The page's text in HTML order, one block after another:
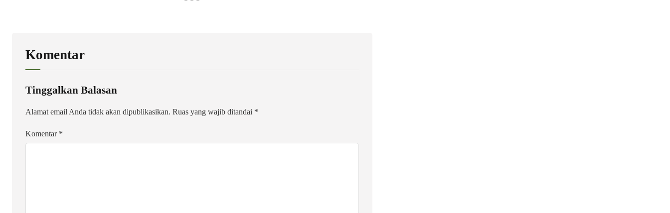
Komentar
Tinggalkan Balasan
Alamat email Anda tidak akan dipublikasikan. Ruas yang wajib ditandai *
Komentar *